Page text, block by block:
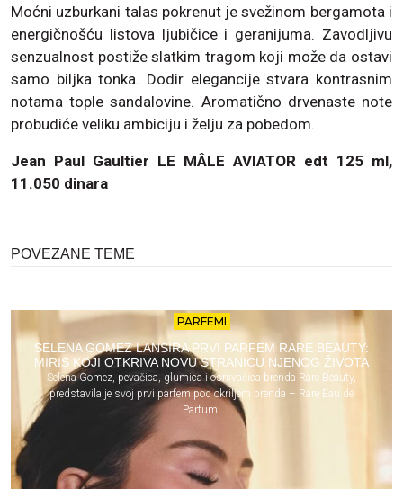
Moćni uzburkani talas pokrenut je svežinom bergamota i
energičnošću listova ljubičice i geranijuma. Zavodljivu
senzualnost postiže slatkim tragom koji može da ostavi
samo biljka tonka. Dodir elegancije stvara kontrasnim
notama tople sandalovine. Aromatično drvenaste note
probudiće veliku ambiciju i želju za pobedom.
Jean Paul Gaultier LE MÂLE AVIATOR edt 125 ml,
11.050 dinara
POVEZANE TEME
PARFEMI
SELENA GOMEZ LANSIRA PRVI PARFEM RARE BEAUTY:
MIRIS KOJI OTKRIVA NOVU STRANICU NJENOG ŽIVOTA
Selena Gomez, pevačica, glumica i osnivačica brenda Rare Beauty,
predstavila je svoj prvi parfem pod okriljem brenda – Rare Eau de
Parfum.